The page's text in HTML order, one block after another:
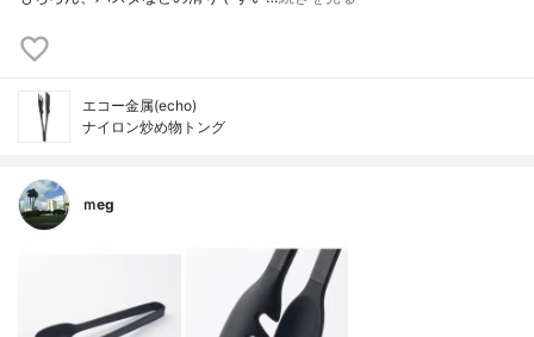
エコー金属(echo)
ナイロン炒め物トング
ｍeg